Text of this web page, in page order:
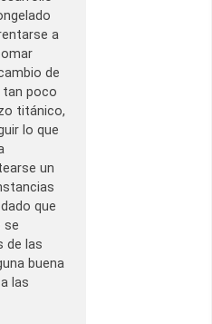
a
de
tan poco
titánico,
lo que
un
que
se
de las
buena
las